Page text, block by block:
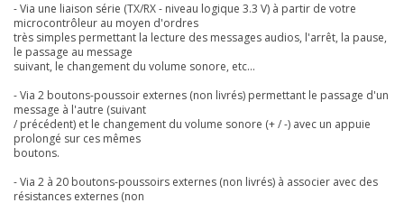
- Via une liaison série (TX/RX - niveau logique 3.3 V) à partir de votre
microcontrôleur au moyen d'ordres
très simples permettant la lecture des messages audios, l'arrêt, la pause,
le passage au message
suivant, le changement du volume sonore, etc...
- Via 2 boutons-poussoir externes (non livrés) permettant le passage d'un
message à l'autre (suivant
/ précédent) et le changement du volume sonore (+ / -) avec un appuie
prolongé sur ces mêmes
boutons.
- Via 2 à 20 boutons-poussoirs externes (non livrés) à associer avec des
résistances externes (non